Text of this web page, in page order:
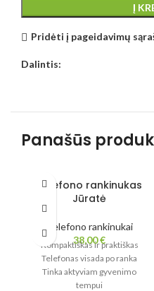
Į
Pridėti į pageidavimų
Dalintis:
Panašūs
Telefono rankinukas
Jūratė
Telefono rankinukai
38,00€
Kompaktiškas ir praktiškas
Telefonas visada po ranka
Tinka aktyviam gyvenimo
tempui